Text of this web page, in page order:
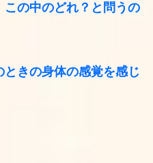
の中のどれ？と問うの
きの身体の感覚を感じ